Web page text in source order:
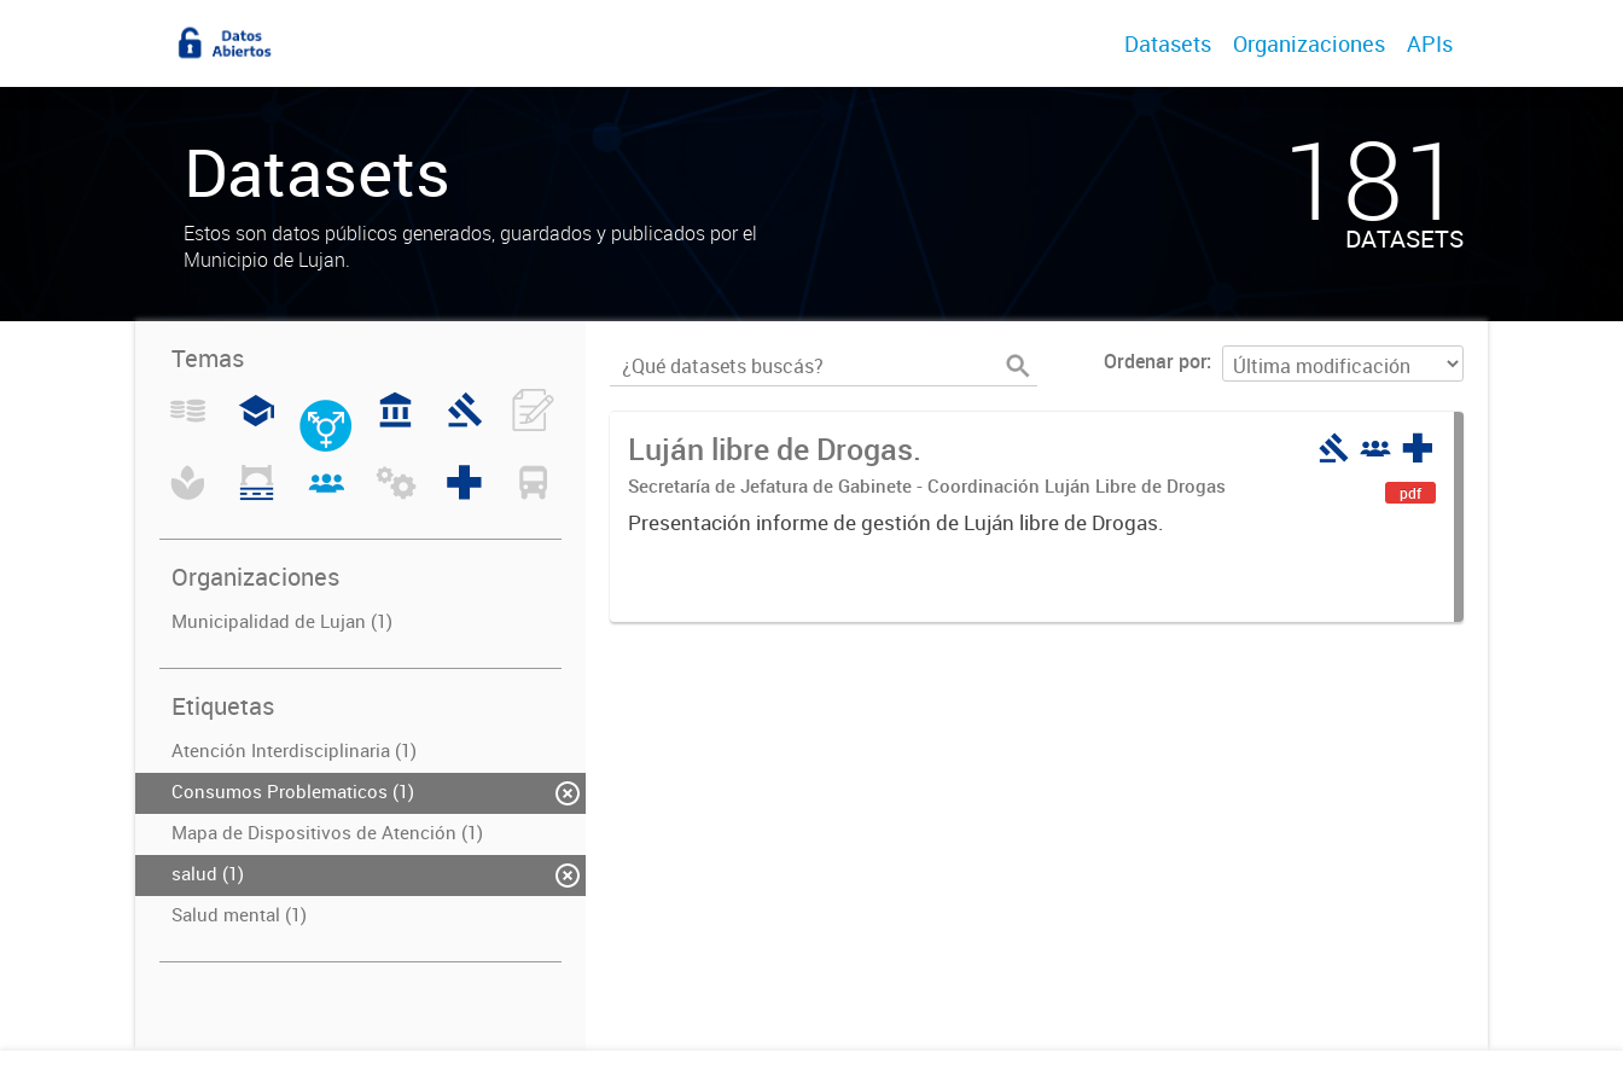
Datasets Organizaciones APIs
Datasets
Estos son datos públicos generados, guardados y publicados por el
Municipio de Lujan.
181
DATASETS
Temas
Organizaciones
Municipalidad de Lujan (1)
Etiquetas
Atención Interdisciplinaria (1)
Consumos Problematicos (1)
Mapa de Dispositivos de Atención (1)
salud (1)
Salud mental (1)
Ordenar por
Luján libre de Drogas.
Secretaría de Jefatura de Gabinete - Coordinación Luján Libre de Drogas
Presentación informe de gestión de Luján libre de Drogas.
pdf